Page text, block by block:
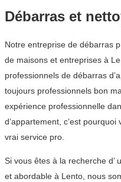
Débarras et
Notre entreprise de débarras
de maisons et entreprises à
professionnels de débarras
toujours professionnels bon
expérience professionnelle
d’appartement, c’est
vrai service pro.
Si vous êtes à la recherche
et abordable à Lento, nous